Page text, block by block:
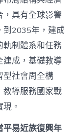
具有全球影響
到2035年，建成
制體系和任務
成，基礎教導
型社會周全構
教導服務國家戰
。
平易近族復興年